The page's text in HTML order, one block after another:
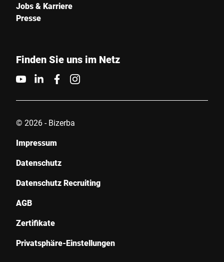
Jobs & Karriere
Presse
Finden Sie uns im Netz
© 2026 - Bizerba
Impressum
Datenschutz
Datenschutz Recruiting
AGB
Zertifikate
Privatsphäre-Einstellungen